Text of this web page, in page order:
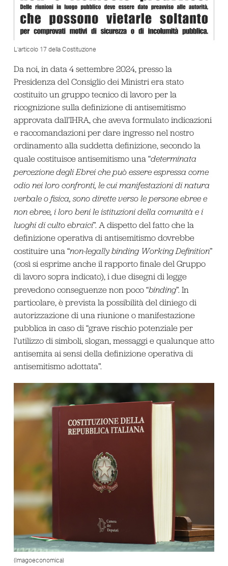
L’articolo 17 della Costituzione
Da noi, in data 4 settembre 2024, presso la
Presidenza del Consiglio dei Ministri era stato
costituito un gruppo tecnico di lavoro per la
ricognizione sulla definizione di antisemitismo
approvata dall’IHRA, che aveva formulato indicazioni
e raccomandazioni per dare ingresso nel nostro
ordinamento alla suddetta definizione, secondo la
quale costituisce antisemitismo una “determinata
percezione degli Ebrei che può essere espressa come
odio nei loro confronti, le cui manifestazioni di natura
verbale o fisica, sono dirette verso le persone ebree e
non ebree, i loro beni le istituzioni della comunità e i
luoghi di culto ebraici”. A dispetto del fatto che la
definizione operativa di antisemitismo dovrebbe
costituire una “non-legally binding Working Definition”
(così si esprime anche il rapporto finale del Gruppo
di lavoro sopra indicato), i due disegni di legge
prevedono conseguenze non poco “binding”. In
particolare, è prevista la possibilità del diniego di
autorizzazione di una riunione o manifestazione
pubblica in caso di “grave rischio potenziale per
l’utilizzo di simboli, slogan, messaggi e qualunque atto
antisemita ai sensi della definizione operativa di
antisemitismo adottata”.
(Imagoeconomica)